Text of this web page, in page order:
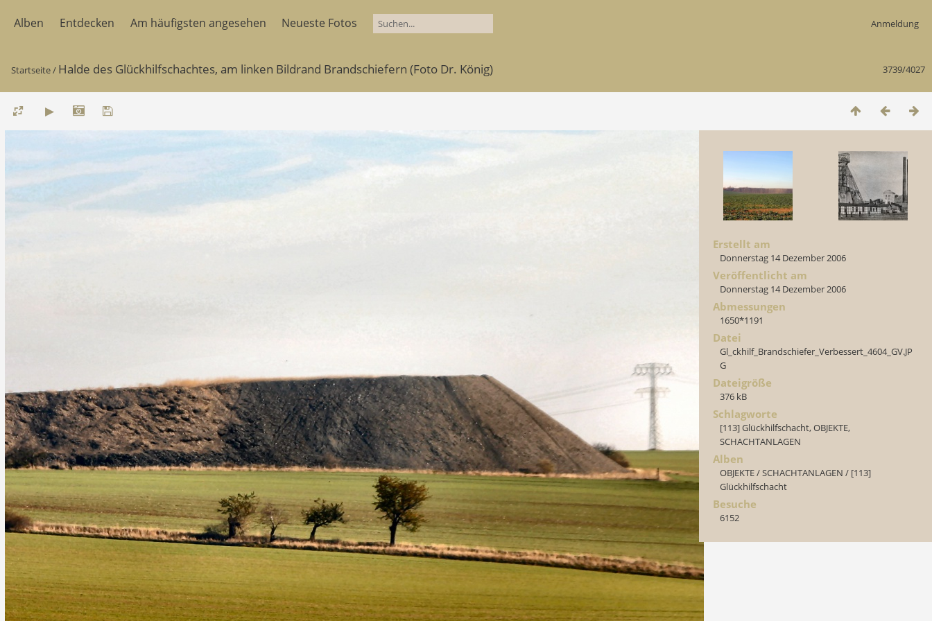
Alben Entdecken Am häufigsten angesehen Neueste Fotos Anmeldung
3739/4027
Startseite/ Halde des Glückhilfschachtes, am linken Bildrand Brandschiefern (Foto Dr. König)
Erstellt am
Donnerstag 14 Dezember 2006
Veröffentlicht am
Donnerstag 14 Dezember 2006
Abmessungen
1650*1191
Datei
Gl_ckhilf_Brandschiefer_Verbessert_4604_GV.JP
G
Dateigröße
376 kB
Schlagworte
[113] Glückhilfschacht,OBJEKTE,
SCHACHTANLAGEN
Alben
OBJEKTE/SCHACHTANLAGEN / [113]
Glückhilfschacht
Besuche
6152